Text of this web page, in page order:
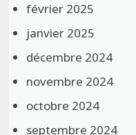
février 2025
janvier 2025
décembre 2024
novembre 2024
octobre 2024
septembre 2024